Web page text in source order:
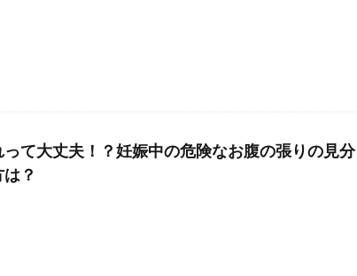
って大丈夫！？妊娠中の危険なお腹の張りの見分
？